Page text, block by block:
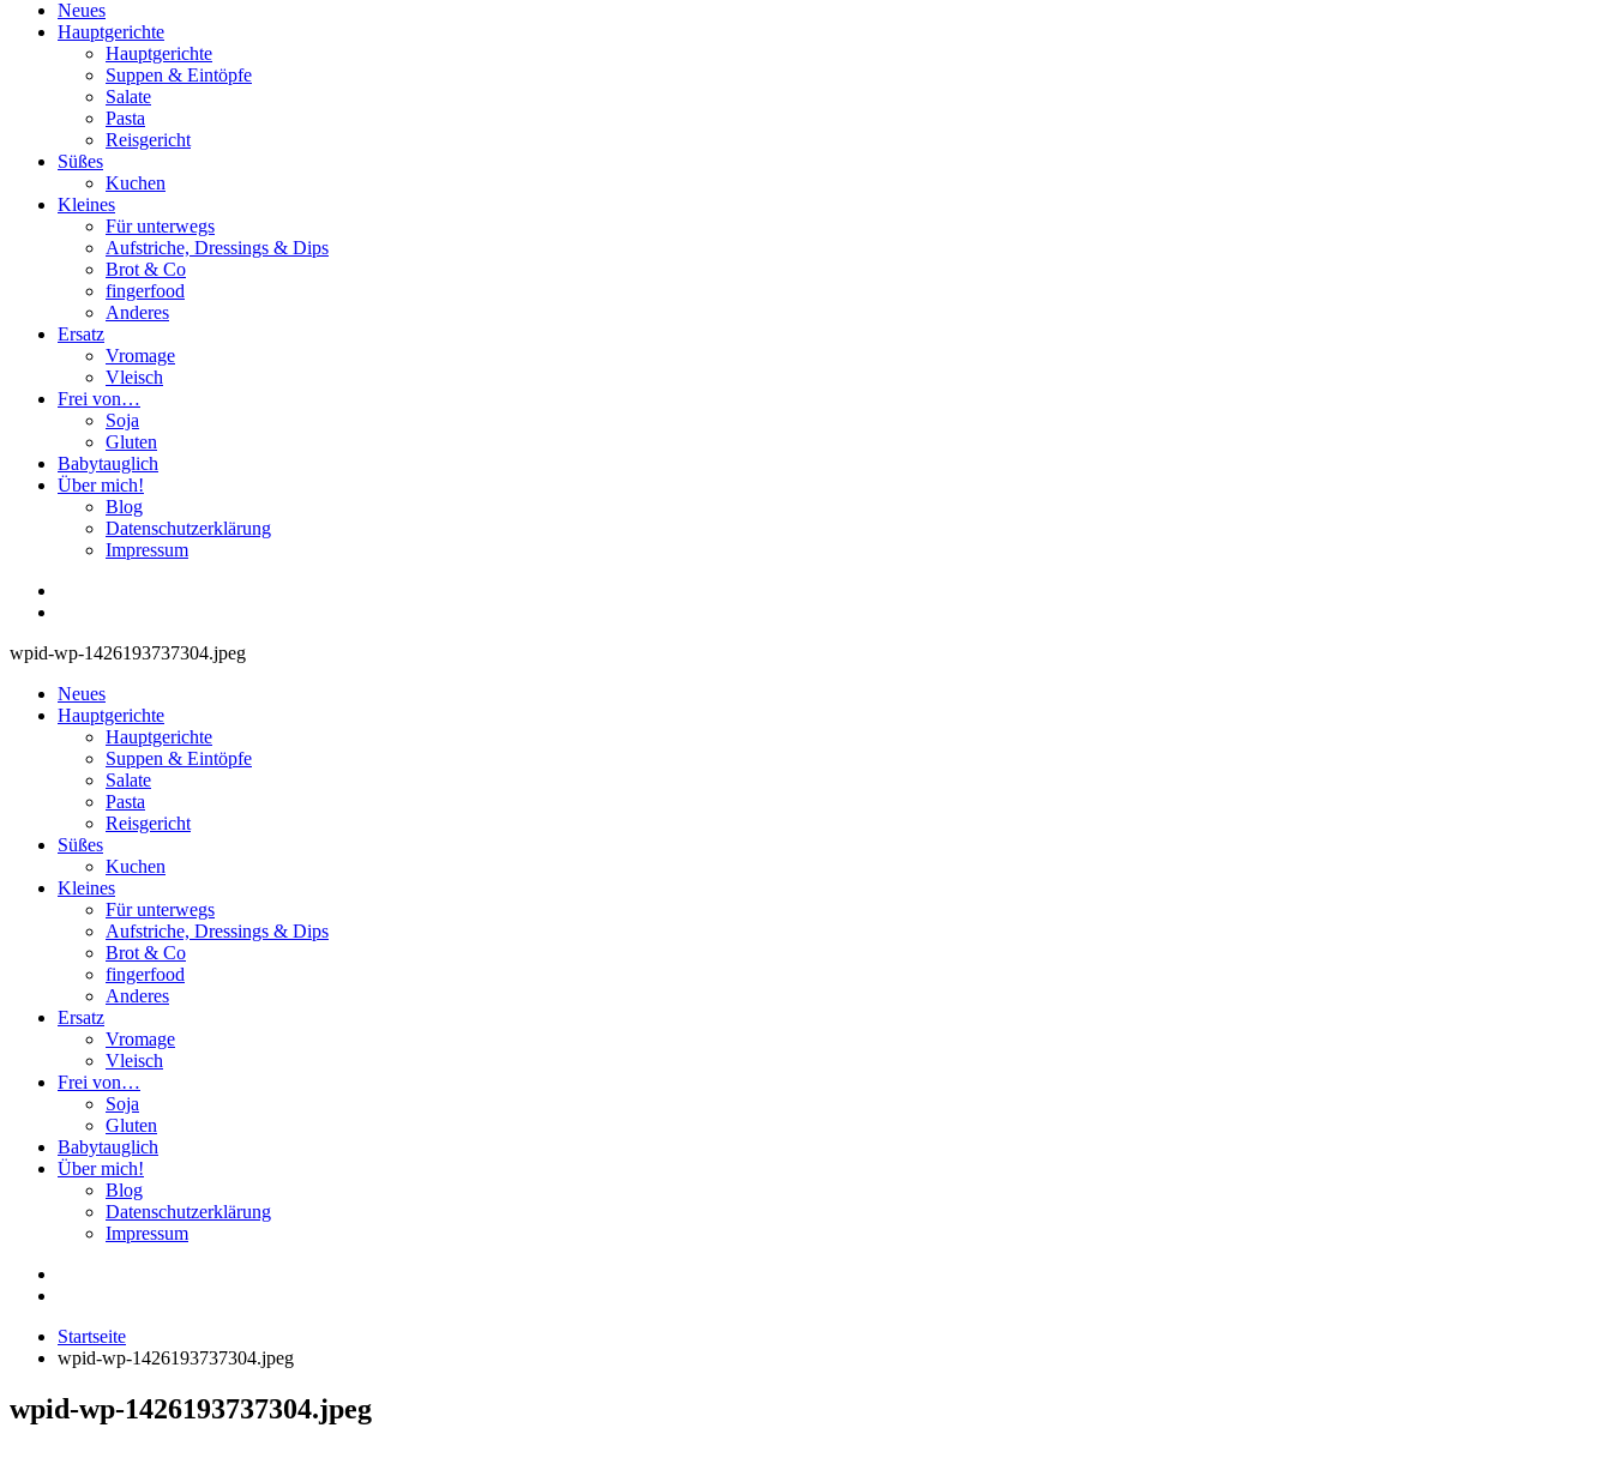
Neues
Hauptgerichte
Hauptgerichte
Suppen & Eintöpfe
Salate
Pasta
Reisgericht
Süßes
Kuchen
Kleines
Für unterwegs
Aufstriche, Dressings & Dips
Brot & Co
fingerfood
Anderes
Ersatz
Vromage
Vleisch
Frei von…
Soja
Gluten
Babytauglich
Über mich!
Blog
Datenschutzerklärung
Impressum
wpid-wp-1426193737304.jpeg
Neues
Hauptgerichte
Hauptgerichte
Suppen & Eintöpfe
Salate
Pasta
Reisgericht
Süßes
Kuchen
Kleines
Für unterwegs
Aufstriche, Dressings & Dips
Brot & Co
fingerfood
Anderes
Ersatz
Vromage
Vleisch
Frei von…
Soja
Gluten
Babytauglich
Über mich!
Blog
Datenschutzerklärung
Impressum
Startseite
wpid-wp-1426193737304.jpeg
wpid-wp-1426193737304.jpeg